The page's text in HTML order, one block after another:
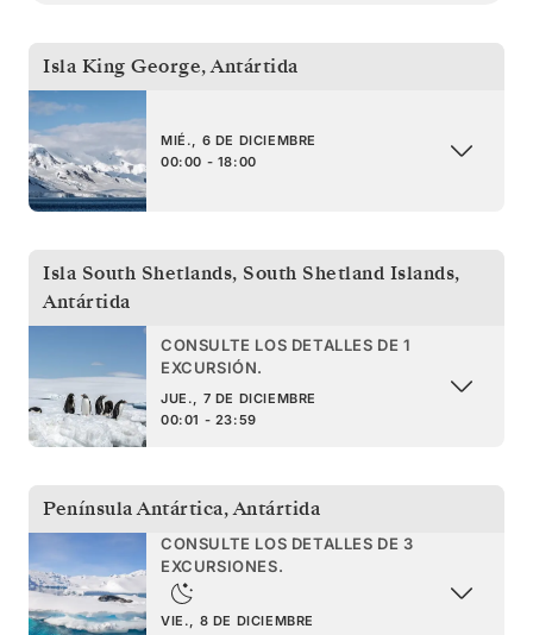
Isla King George,Antártida
MIÉ., 6 DE DICIEMBRE
00:00 - 18:00
Isla South Shetlands, South Shetland Islands,
Antártida
CONSULTE LOS DETALLES DE 1
EXCURSIÓN.
JUE., 7 DE DICIEMBRE
00:01 - 23:59
Península Antártica,Antártida
CONSULTE LOS DETALLES DE 3
EXCURSIONES.
VIE., 8 DE DICIEMBRE